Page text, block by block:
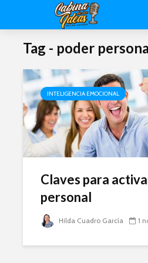
Tag - poder
INTELIGENCIA EMOCIONAL
Claves para
personal
Hilda Cuadro García 1